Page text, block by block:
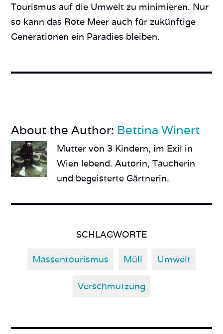
Tourismus auf die Umwelt zu minimieren. Nur
so kann das Rote Meer auch für zukünftige
Generationen ein Paradies bleiben.
About the Author: Bettina Winert
Mutter von 3 Kindern, im Exil in
Wien lebend. Autorin, Taucherin
und begeisterte Gärtnerin.
SCHLAGWORTE
Massentourismus Müll Umwelt
Verschmutzung